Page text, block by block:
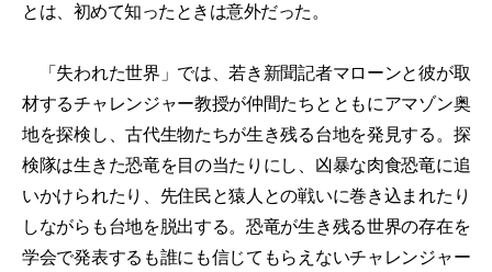
とは、初めて知ったときは意外だった。
「失われた世界」では、若き新聞記者マローンと彼が取
材するチャレンジャー教授が仲間たちとともにアマゾン奥
地を探検し、古代生物たちが生き残る台地を発見する。探
検隊は生きた恐竜を目の当たりにし、凶暴な肉食恐竜に追
いかけられたり、先住民と猿人との戦いに巻き込まれたり
しながらも台地を脱出する。恐竜が生き残る世界の存在を
学会で発表するも誰にも信じてもらえないチャレンジャー